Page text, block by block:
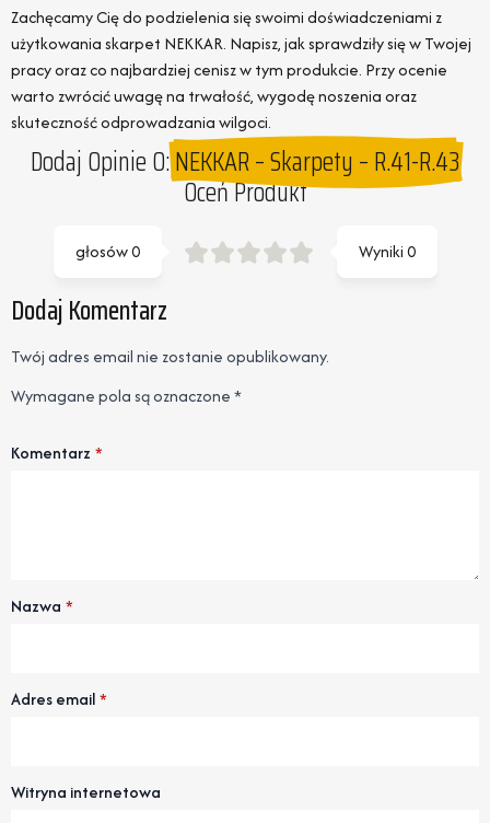
Zachęcamy Cię do podzielenia się swoimi doświadczeniami z
użytkowania skarpet NEKKAR. Napisz, jak sprawdziły się w Twojej
pracy oraz co najbardziej cenisz w tym produkcie. Przy ocenie
warto zwrócić uwagę na trwałość, wygodę noszenia oraz
skuteczność odprowadzania wilgoci.
Dodaj Opinie O:NEKKAR – Skarpety – R.41-R.43
Oceń Produkt
Wyniki0
głosów0
Dodaj Komentarz
Twój adres email nie zostanie opublikowany.
Wymagane pola są oznaczone*
Komentarz *
Nazwa *
Adres email*
Witryna internetowa